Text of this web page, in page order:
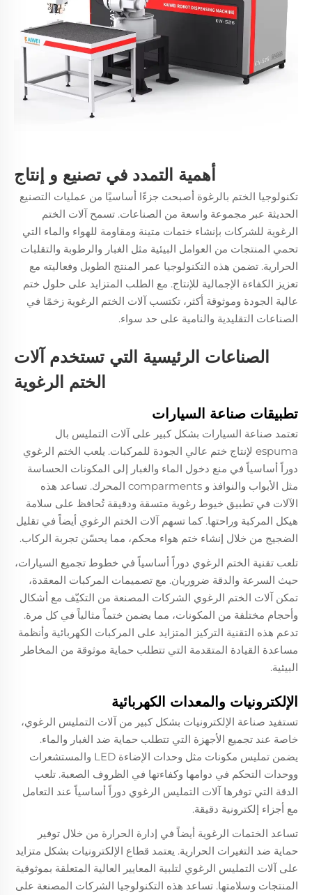
أهمية التمدد في تصنيع و إنتاج
تكنولوجيا الختم بالرغوة أصبحت جزءًا أساسيًا من عمليات التصنيع
الحديثة عبر مجموعة واسعة من الصناعات. تسمح آلات الختم
الرغوية للشركات بإنشاء ختمات متينة ومقاومة للهواء والماء التي
تحمي المنتجات من العوامل البيئية مثل الغبار والرطوبة والتقلبات
الحرارية. تضمن هذه التكنولوجيا عمر المنتج الطويل وفعاليته مع
تعزيز الكفاءة الإجمالية للإنتاج. مع الطلب المتزايد على حلول ختم
عالية الجودة وموثوقة أكثر، تكتسب آلات الختم الرغوية زخمًا في
الصناعات التقليدية والنامية على حد سواء.
الصناعات الرئيسية التي تستخدم آلات
الختم الرغوية
تطبيقات صناعة السيارات
تعتمد صناعة السيارات بشكل كبير علىآلات التمليس بال
espuma لإنتاج ختم عالي الجودة للمركبات. يلعب الختم الرغوي
دوراً أساسياً في منع دخول الماء والغبار إلى المكونات الحساسة
مثل الأبواب والنوافذ و comparments المحرك. تساعد هذه
الآلات في تطبيق خيوط رغوية متسقة ودقيقة تُحافظ على سلامة
هيكل المركبة وراحتها. كما تسهم آلات الختم الرغوي أيضاً في تقليل
الضجيج من خلال إنشاء ختم هواء محكم، مما يحسّن تجربة الركاب.
تلعب تقنية الختم الرغوي دوراً أساسياً في خطوط تجميع السيارات،
حيث السرعة والدقة ضروريان. مع تصميمات المركبات المعقدة،
تمكن آلات الختم الرغوي الشركات المصنعة من التكيّف مع أشكال
وأحجام مختلفة من المكونات، مما يضمن ختماً مثالياً في كل مرة.
تدعم هذه التقنية التركيز المتزايد على المركبات الكهربائية وأنظمة
مساعدة القيادة المتقدمة التي تتطلب حماية موثوقة من المخاطر
البيئية.
الإلكترونيات والمعدات الكهربائية
تستفيد صناعة الإلكترونيات بشكل كبير من آلات التمليس الرغوي،
خاصة عند تجميع الأجهزة التي تتطلب حماية ضد الغبار والماء.
يضمن تمليس مكونات مثل وحدات الإضاءة LED والمستشعرات
ووحدات التحكم في دوامها وكفاءتها في الظروف الصعبة. تلعب
الدقة التي توفرها آلات التمليس الرغوي دوراً أساسياً عند التعامل
مع أجزاء إلكترونية دقيقة.
تساعد الختمات الرغوية أيضاً في إدارة الحرارة من خلال توفير
حماية ضد التغيرات الحرارية. يعتمد قطاع الإلكترونيات بشكل متزايد
على آلات التمليس الرغوي لتلبية المعايير العالية المتعلقة بموثوقية
المنتجات وسلامتها. تساعد هذه التكنولوجيا الشركات المصنعة على